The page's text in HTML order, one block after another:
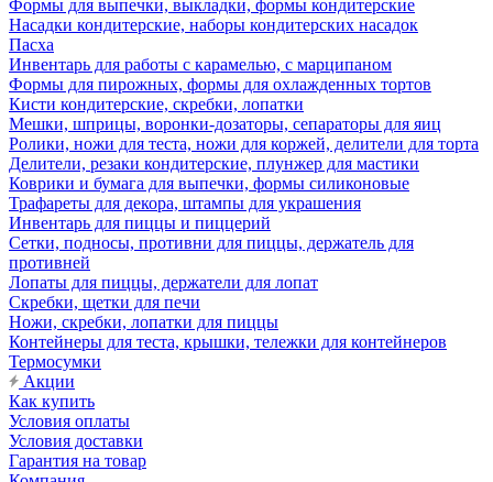
Формы для выпечки, выкладки, формы кондитерские
Насадки кондитерские, наборы кондитерских насадок
Пасха
Инвентарь для работы с карамелью, с марципаном
Формы для пирожных, формы для охлажденных тортов
Кисти кондитерские, скребки, лопатки
Мешки, шприцы, воронки-дозаторы, сепараторы для яиц
Ролики, ножи для теста, ножи для коржей, делители для торта
Делители, резаки кондитерские, плунжер для мастики
Коврики и бумага для выпечки, формы силиконовые
Трафареты для декора, штампы для украшения
Инвентарь для пиццы и пиццерий
Сетки, подносы, противни для пиццы, держатель для
противней
Лопаты для пиццы, держатели для лопат
Скребки, щетки для печи
Ножи, скребки, лопатки для пиццы
Контейнеры для теста, крышки, тележки для контейнеров
Термосумки
Акции
Как купить
Условия оплаты
Условия доставки
Гарантия на товар